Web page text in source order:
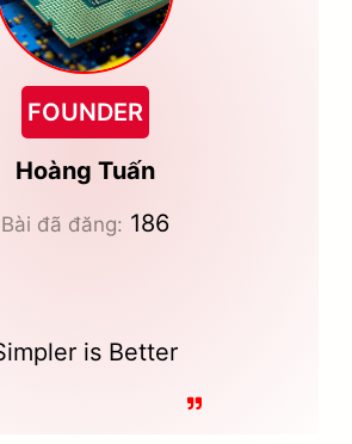
FOUNDER
Hoàng Tuấn
Bài đã đăng: 186
is Better